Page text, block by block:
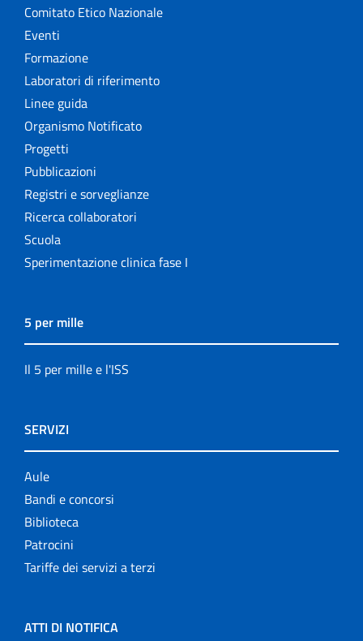
Comitato Etico Nazionale
Eventi
Formazione
Laboratori di riferimento
Linee guida
Organismo Notificato
Progetti
Pubblicazioni
Registri e sorveglianze
Ricerca collaboratori
Scuola
Sperimentazione clinica fase I
5 per mille
Il 5 per mille e l'ISS
SERVIZI
Aule
Bandi e concorsi
Biblioteca
Patrocini
Tariffe dei servizi a terzi
ATTI DI NOTIFICA